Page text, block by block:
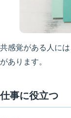
共感覚がある人に
があります。
仕事に役立つ